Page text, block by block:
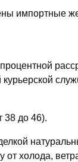
импортные
38 до 46).
от холода,